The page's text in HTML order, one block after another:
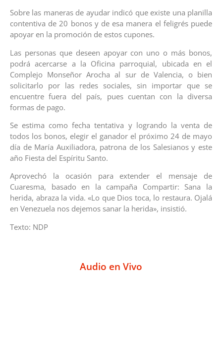
Sobre las maneras de ayudar indicó que existe una planilla
contentiva de 20 bonos y de esa manera el feligrés puede
apoyar en la promoción de estos cupones.
Las personas que deseen apoyar con uno o más bonos,
podrá acercarse a la Oficina parroquial, ubicada en el
Complejo Monseñor Arocha al sur de Valencia, o bien
solicitarlo por las redes sociales, sin importar que se
encuentre fuera del país, pues cuentan con la diversa
formas de pago.
Se estima como fecha tentativa y logrando la venta de
todos los bonos, elegir el ganador el próximo 24 de mayo
día de María Auxiliadora, patrona de los Salesianos y este
año Fiesta del Espíritu Santo.
Aprovechó la ocasión para extender el mensaje de
Cuaresma, basado en la campaña Compartir: Sana la
herida, abraza la vida. «Lo que Dios toca, lo restaura. Ojalá
en Venezuela nos dejemos sanar la herida», insistió.
Texto: NDP
Audio en Vivo